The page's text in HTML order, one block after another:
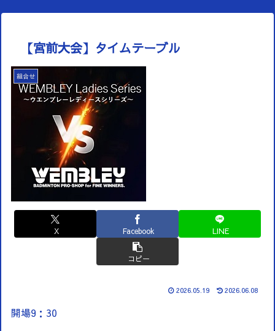
【宮前大会】タイムテーブル
組合せ
X Facebook LINE
コピー
2026.05.19 2026.06.08
開場9：30